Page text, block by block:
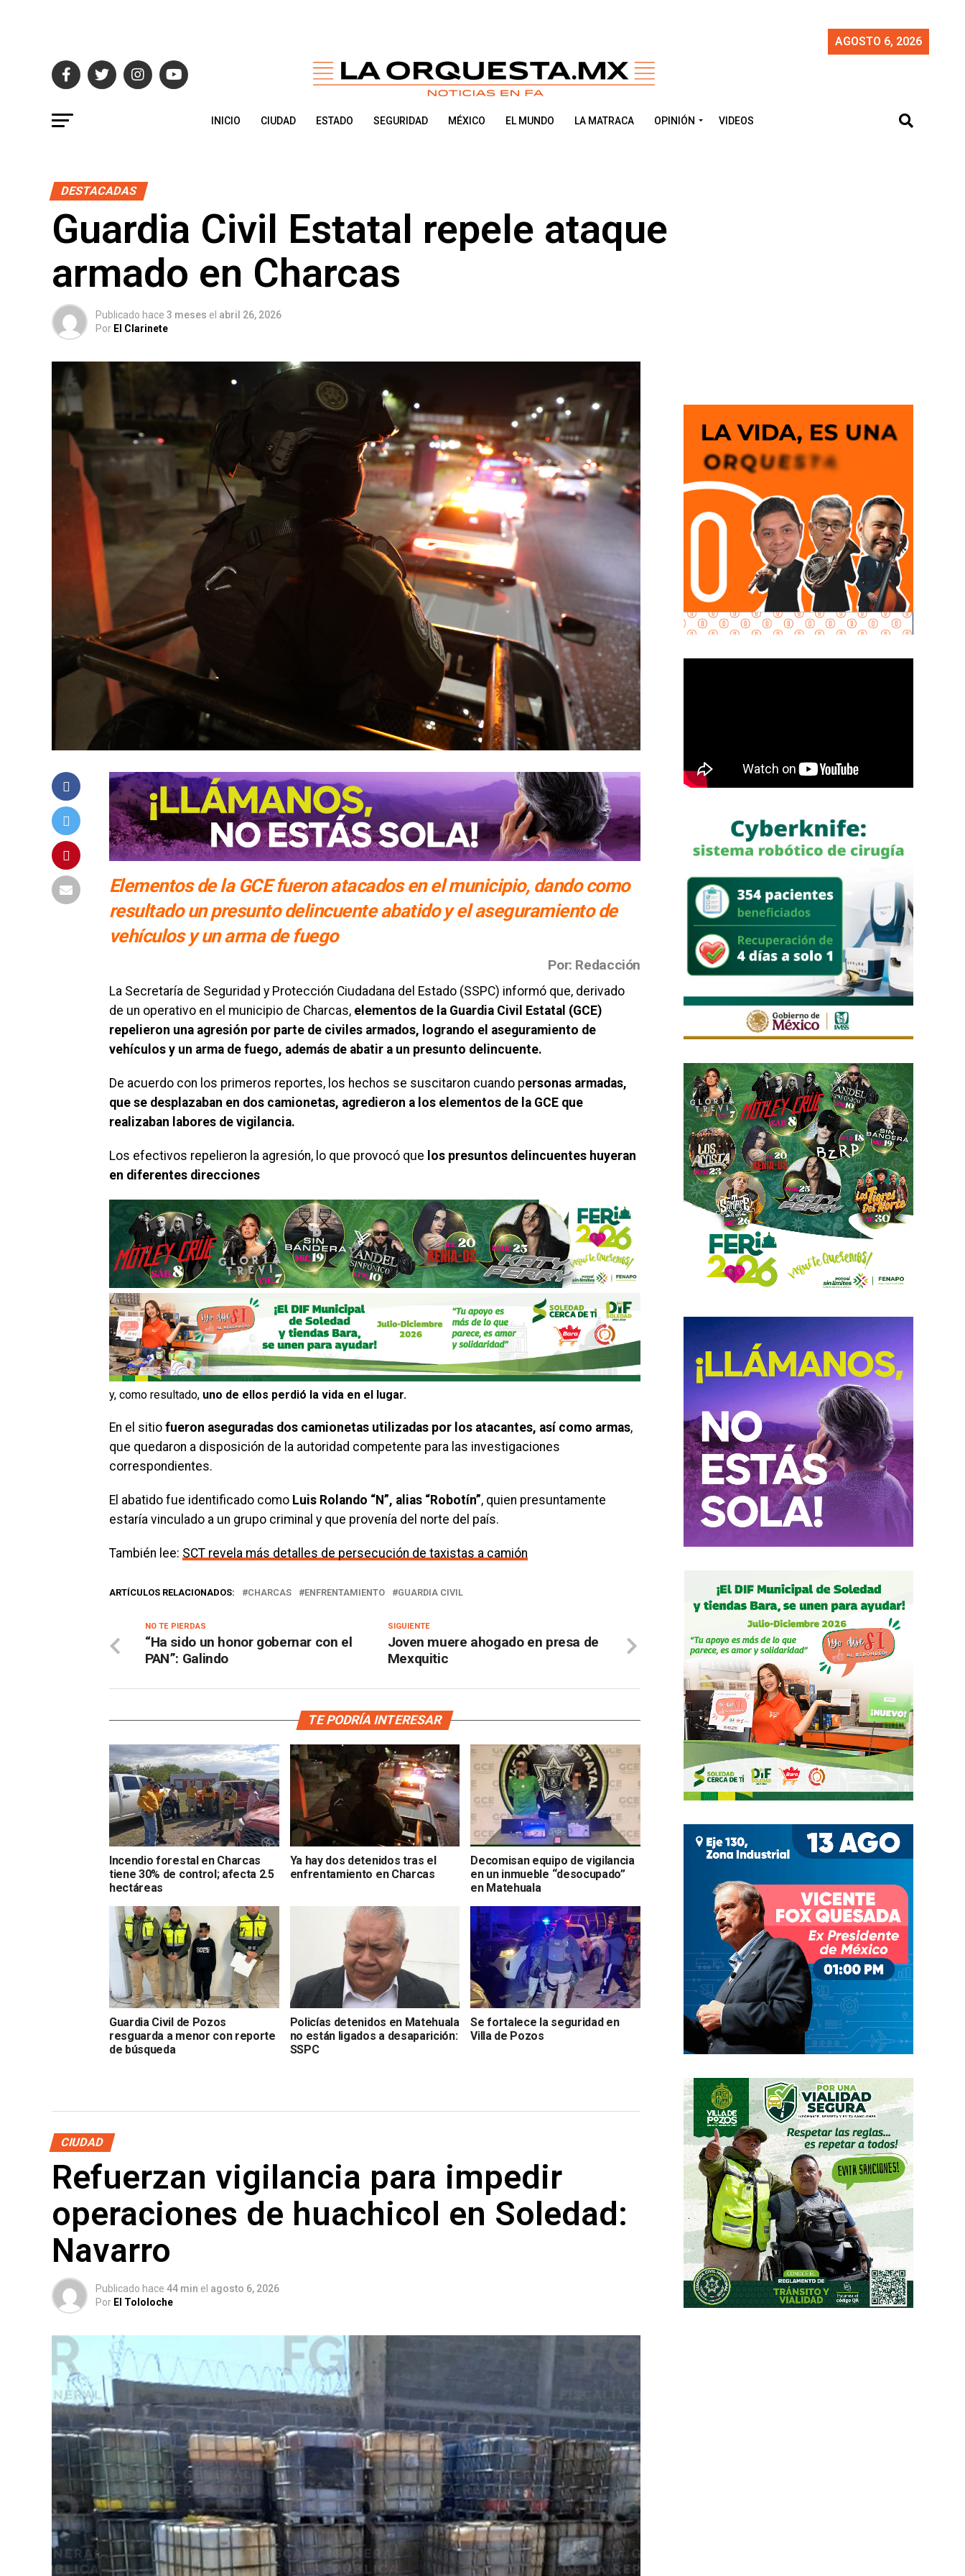
AGOSTO 6, 2026
INICIO CIUDAD ESTADO SEGURIDAD MÉXICO EL MUNDO LA MATRACA OPINIÓN VIDEOS
DESTACADAS
Guardia Civil Estatal repele ataque
armado en Charcas
Publicado hace 3 meses el abril 26, 2026
Por El Clarinete
Elementos de la GCE fueron atacados en el municipio, dando como
resultado un presunto delincuente abatido y el aseguramiento de
vehículos y un arma de fuego
Por: Redacción
La Secretaría de Seguridad y Protección Ciudadana del Estado (SSPC) informó que, derivado
de un operativo en el municipio de Charcas, elementos de la Guardia Civil Estatal (GCE)
repelieron una agresión por parte de civiles armados, logrando el aseguramiento de
vehículos y un arma de fuego, además de abatir a un presunto delincuente.
De acuerdo con los primeros reportes, los hechos se suscitaron cuando personas armadas,
que se desplazaban en dos camionetas, agredieron a los elementos de la GCE que
realizaban labores de vigilancia.
Los efectivos repelieron la agresión, lo que provocó que los presuntos delincuentes huyeran
en diferentes direcciones
y, como resultado, uno de ellos perdió la vida en el lugar.
En el sitio fueron aseguradas dos camionetas utilizadas por los atacantes, así como armas,
que quedaron a disposición de la autoridad competente para las investigaciones
correspondientes.
El abatido fue identificado como Luis Rolando “N”, alias “Robotín”, quien presuntamente
estaría vinculado a un grupo criminal y que provenía del norte del país.
También lee: SCT revela más detalles de persecución de taxistas a camión
ARTÍCULOS RELACIONADOS: CHARCAS ENFRENTAMIENTO GUARDIA CIVIL
SIGUIENTE
Joven muere ahogado en presa de
Mexquitic
NO TE PIERDAS
“Ha sido un honor gobernar con el
PAN”: Galindo
TE PODRÍA INTERESAR
Incendio forestal en Charcas
tiene 30% de control; afecta 2.5
hectáreas
Ya hay dos detenidos tras el
enfrentamiento en Charcas
Decomisan equipo de vigilancia
en un inmueble “desocupado”
en Matehuala
Guardia Civil de Pozos
resguarda a menor con reporte
de búsqueda
Policías detenidos en Matehuala
no están ligados a desaparición:
SSPC
Se fortalece la seguridad en
Villa de Pozos
CIUDAD
Refuerzan vigilancia para impedir
operaciones de huachicol en Soledad:
Navarro
Publicado hace 44 min el agosto 6, 2026
Por El Tololoche